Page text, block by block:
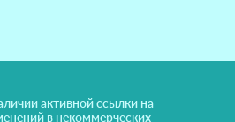
активной ссылки на
в некоммерческих